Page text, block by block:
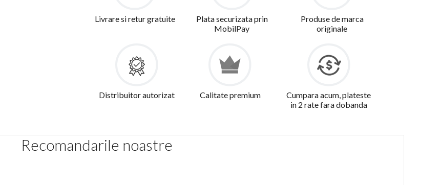
Livrare si retur gratuite
Plata securizata prin
MobilPay
Produse de marca
originale
Distribuitor autorizat Calitate premium
Cumpara acum, plateste
in 2 rate fara dobanda
Recomandarile noastre